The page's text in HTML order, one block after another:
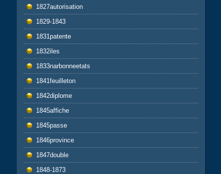
1827autorisation
1829-1843
1831patente
1832iles
1833narbonneetats
1841feuilleton
1842diplome
1845affiche
1845passe
1846province
1847double
1848-1873